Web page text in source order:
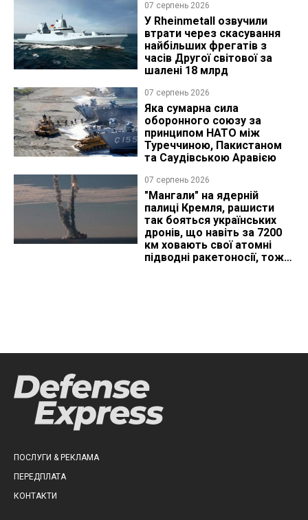
07 серпень 2026
У Rheinmetall озвучили
втрати через скасування
найбільших фрегатів з
часів Другої світової за
шалені 18 млрд
07 серпень 2026
Яка сумарна сила
оборонного союзу за
принципом НАТО між
Туреччиною, Пакистаном
та Саудівською Аравією
07 серпень 2026
"Мангали" на ядерній
палиці Кремля, рашисти
так бояться українських
дронів, що навіть за 7200
км ховають свої атомні
підводні ракетоносії, тож
ПОСЛУГИ & РЕКЛАМА
ПЕРЕДПЛАТА
КОНТАКТИ